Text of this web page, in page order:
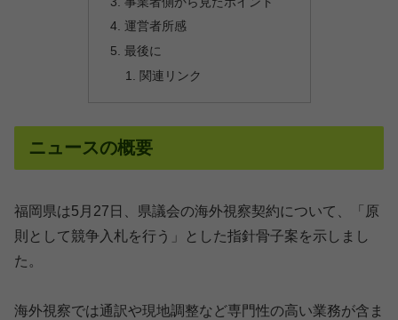
運営者所感
最後に
関連リンク
ニュースの概要
福岡県は5月27日、県議会の海外視察契約について、「原
則として競争入札を行う」とした指針骨子案を示しまし
た。
海外視察では通訳や現地調整など専門性の高い業務が含ま